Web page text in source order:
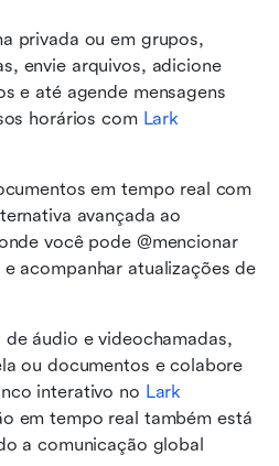
privada ou em grupos,
envie arquivos, adicione
e até agende mensagens
horários com Lark
em tempo real com
avançada ao
você pode @mencionar
acompanhar atualizações de
de áudio e videochamadas,
ou documentos e colabore
interativo no Lark
em tempo real também está
a comunicação global